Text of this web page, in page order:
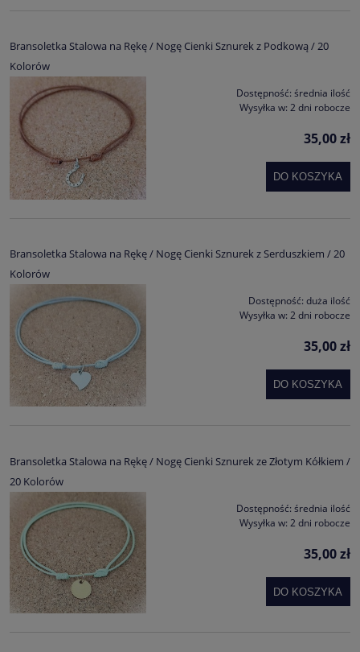
Bransoletka Stalowa na Rękę / Nogę Cienki Sznurek z Podkową / 20
Kolorów
Dostępność: średnia ilość
Wysyłka w: 2 dni robocze
35,00 zł
DO KOSZYKA
Bransoletka Stalowa na Rękę / Nogę Cienki Sznurek z Serduszkiem / 20
Kolorów
Dostępność: duża ilość
Wysyłka w: 2 dni robocze
35,00 zł
DO KOSZYKA
Bransoletka Stalowa na Rękę / Nogę Cienki Sznurek ze Złotym Kółkiem /
20 Kolorów
Dostępność: średnia ilość
Wysyłka w: 2 dni robocze
35,00 zł
DO KOSZYKA